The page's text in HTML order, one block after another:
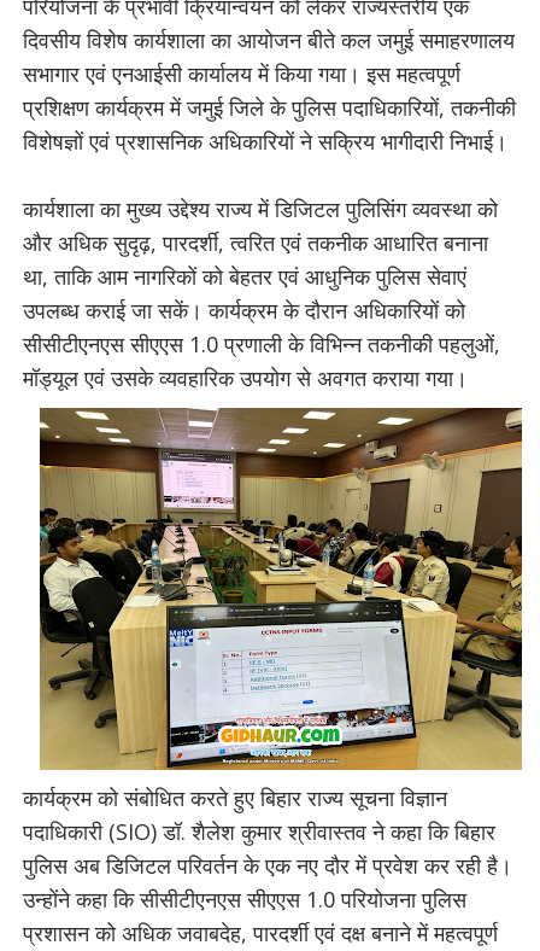
परियोजना के प्रभावी क्रियान्वयन को लेकर राज्यस्तरीय एक
दिवसीय विशेष कार्यशाला का आयोजन बीते कल जमुई समाहरणालय
सभागार एवं एनआईसी कार्यालय में किया गया। इस महत्वपूर्ण
प्रशिक्षण कार्यक्रम में जमुई जिले के पुलिस पदाधिकारियों, तकनीकी
विशेषज्ञों एवं प्रशासनिक अधिकारियों ने सक्रिय भागीदारी निभाई।
कार्यशाला का मुख्य उद्देश्य राज्य में डिजिटल पुलिसिंग व्यवस्था को
और अधिक सुदृढ़, पारदर्शी, त्वरित एवं तकनीक आधारित बनाना
था, ताकि आम नागरिकों को बेहतर एवं आधुनिक पुलिस सेवाएं
उपलब्ध कराई जा सकें। कार्यक्रम के दौरान अधिकारियों को
सीसीटीएनएस सीएएस 1.0 प्रणाली के विभिन्न तकनीकी पहलुओं,
मॉड्यूल एवं उसके व्यवहारिक उपयोग से अवगत कराया गया।
कार्यक्रम को संबोधित करते हुए बिहार राज्य सूचना विज्ञान
पदाधिकारी (SIO) डॉ. शैलेश कुमार श्रीवास्तव ने कहा कि बिहार
पुलिस अब डिजिटल परिवर्तन के एक नए दौर में प्रवेश कर रही है।
उन्होंने कहा कि सीसीटीएनएस सीएएस 1.0 परियोजना पुलिस
प्रशासन को अधिक जवाबदेह, पारदर्शी एवं दक्ष बनाने में महत्वपूर्ण